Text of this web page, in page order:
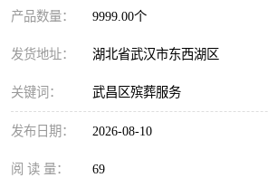
产品数量： 9999.00个
发货地址： 湖北省武汉市东西湖区
关键词： 武昌区殡葬服务
发布日期： 2026-08-10
阅 读 量： 69